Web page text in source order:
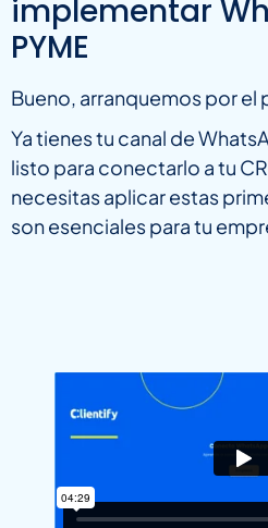
implementar
PYME
Bueno, arranquemos por el
Ya tienes tu canal de
listo para conectarlo a tu
necesitas aplicar estas
son esenciales para tu